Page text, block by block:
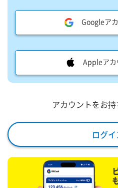
Googleア
Appleアカ
アカウントをお
ログイ